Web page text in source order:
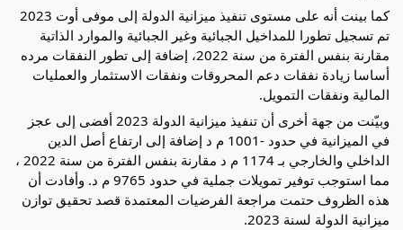
كما بينت أنه على مستوى تنفيذ ميزانية الدولة إلى موفى أوت 2023
تم تسجيل تطورا للمداخيل الجبائية وغير الجبائية والموارد الذاتية
مقارنة بنفس الفترة من سنة 2022، إضافة إلى تطور النفقات مرده
أساسا زيادة نفقات دعم المحروقات ونفقات الاستثمار والعمليات
المالية ونفقات التمويل.
وبيّنت من جهة أخرى أن تنفيذ ميزانية الدولة 2023 أفضى إلى عجز
في الميزانية في حدود -1001 م د إضافة إلى ارتفاع أصل الدين
الداخلي والخارجي بـ 1174 م د مقارنة بنفس الفترة من سنة 2022 ،
مما استوجب توفير تمويلات جملية في حدود 9765 م د. وأفادت أن
هذه الظروف حتمت مراجعة الفرضيات المعتمدة قصد تحقيق توازن
ميزانية الدولة لسنة 2023.